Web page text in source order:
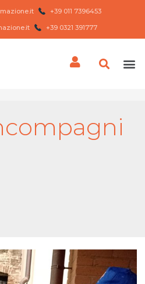
+39 011 7396453 ​
+39 0321 391777